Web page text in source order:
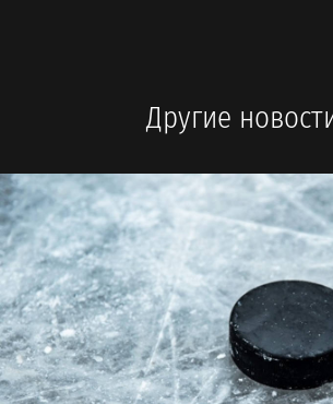
Другие